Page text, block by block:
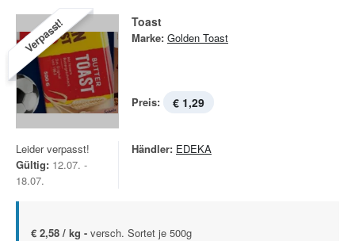
Verpasst! Toast
Marke: Golden Toast
Preis: € 1,29
Leider verpasst!
Gültig: 12.07. -
18.07.
Händler: EDEKA
€ 2,58 / kg - versch. Sortet je 500g